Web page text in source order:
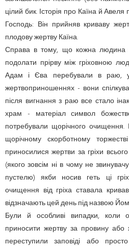
цілий бик. Історія про Каїна й
Господь: Він прийняв криваву
плодову жертву Каїна.
Справа в тому, що кожна людина
подолати прірву між гріховною
Адам і Єва перебували в раю,
жертвоприношеннях - вони
після вигнання з раю все стало
храм - матеріал символ
потребували щорічного
щорічному скорботному
приносилися жертви за гріхи
(якого зовсім ні в чому не
пустелю) якби носив геть ці
очищення від гріха ставала
відзначають цей день під назвою
Були й особливі випадки, коли
приносити жертву за провину
переступили заповіді або